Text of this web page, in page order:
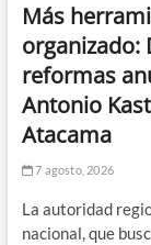
Más
organizado:
reformas
Antonio
Atacama
7 agosto, 2026
La autoridad
nacional, que